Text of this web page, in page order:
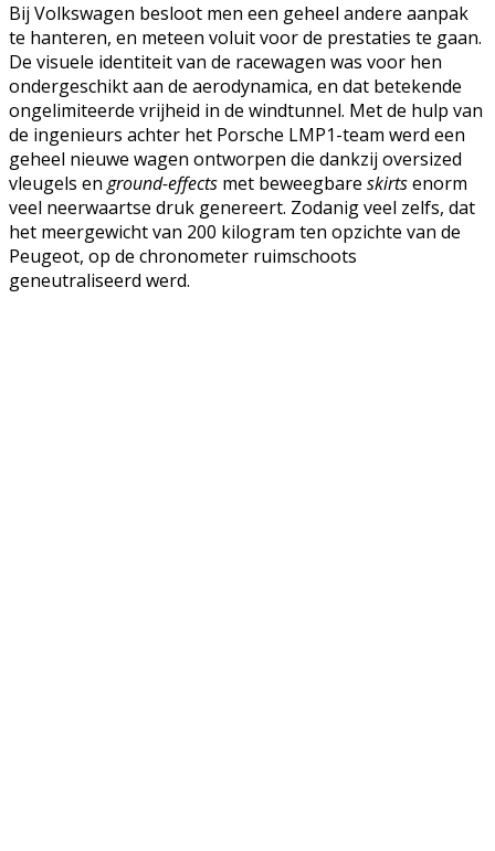
Bij Volkswagen besloot men een geheel andere aanpak
te hanteren, en meteen voluit voor de prestaties te gaan.
De visuele identiteit van de racewagen was voor hen
ondergeschikt aan de aerodynamica, en dat betekende
ongelimiteerde vrijheid in de windtunnel. Met de hulp van
de ingenieurs achter het Porsche LMP1-team werd een
geheel nieuwe wagen ontworpen die dankzij oversized
vleugels en ground-effects met beweegbare skirtsenorm
veel neerwaartse druk genereert. Zodanig veel zelfs, dat
het meergewicht van 200 kilogram ten opzichte van de
Peugeot, op de chronometer ruimschoots
geneutraliseerd werd.